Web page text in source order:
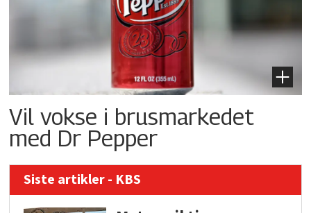
Vil vokse i brusmarkedet
med Dr Pepper
Siste artikler - KBS